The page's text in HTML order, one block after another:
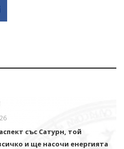
със Сатурн, той
и щe насочи енергията